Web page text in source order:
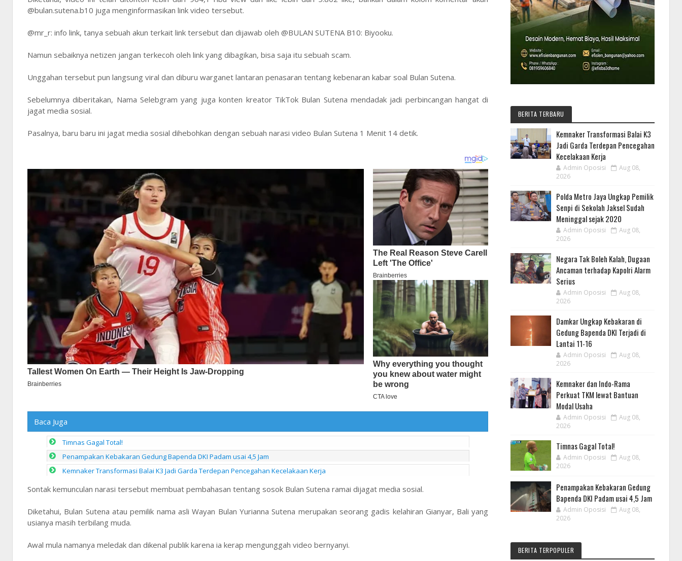
@bulan.sutena.b10 juga menginformasikan link video tersebut.
@mr_r: info link, tanya sebuah akun terkait link tersebut dan dijawab oleh @BULAN SUTENA B10: Biyooku.
Namun sebaiknya netizen jangan terkecoh oleh link yang dibagikan, bisa saja itu sebuah scam.
Unggahan tersebut pun langsung viral dan diburu warganet lantaran penasaran tentang kebenaran kabar soal Bulan Sutena.
Sebelumnya diberitakan, Nama Selebgram yang juga konten kreator TikTok Bulan Sutena mendadak jadi perbincangan hangat di
jagat media sosial.
Pasalnya, baru baru ini jagat media sosial dihebohkan dengan sebuah narasi video Bulan Sutena 1 Menit 14 detik.
Baca Juga
Timnas Gagal Total!
Penampakan Kebakaran Gedung Bapenda DKI Padam usai 4,5 Jam
Kemnaker Transformasi Balai K3 Jadi Garda Terdepan Pencegahan Kecelakaan Kerja
Sontak kemunculan narasi tersebut membuat pembahasan tentang sosok Bulan Sutena ramai dijagat media sosial.
Diketahui, Bulan Sutena atau pemilik nama asli Wayan Bulan Yurianna Sutena merupakan seorang gadis kelahiran Gianyar, Bali yang
usianya masih terbilang muda.
Awal mula namanya meledak dan dikenal publik karena ia kerap mengunggah video bernyanyi.
BERITA TERBARU
Kemnaker Transformasi Balai K3
Jadi Garda Terdepan Pencegahan
Kecelakaan Kerja
Admin Oposisi
Aug 08,
2026
Polda Metro Jaya Ungkap Pemilik
Senpi di Sekolah Jaksel Sudah
Meninggal sejak 2020
Admin Oposisi
Aug 08,
2026
Negara Tak Boleh Kalah, Dugaan
Ancaman terhadap Kapolri Alarm
Serius
Admin Oposisi
Aug 08,
2026
Damkar Ungkap Kebakaran di
Gedung Bapenda DKI Terjadi di
Lantai 11-16
Admin Oposisi
Aug 08,
2026
Kemnaker dan Indo-Rama
Perkuat TKM lewat Bantuan
Modal Usaha
Admin Oposisi
Aug 08,
2026
Timnas Gagal Total!
Admin Oposisi
Aug 08,
2026
Penampakan Kebakaran Gedung
Bapenda DKI Padam usai 4,5 Jam
Admin Oposisi
Aug 08,
2026
BERITA TERPOPULER